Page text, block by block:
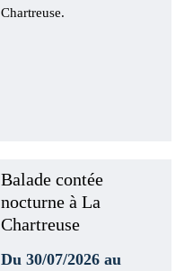
votre jardin au cœur de la
Balade contée
nocturne à La
Chartreuse
Du 30/07/2026 au